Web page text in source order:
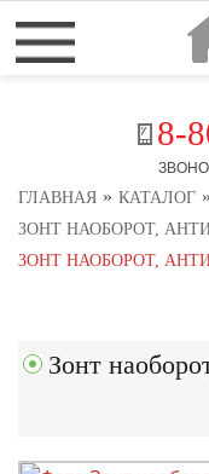
8-
ГЛАВНАЯ » КАТАЛОГ »
ЗОНТ НАОБОРОТ,
ЗОНТ НАОБОРОТ,
Зонт